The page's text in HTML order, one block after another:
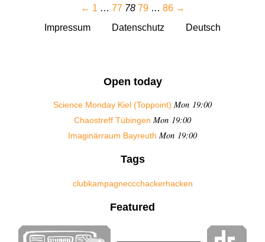
← 1 … 77 78 79 … 86 →
Impressum
Datenschutz Deutsch
Open today
Science Monday Kiel (Toppoint) Mon 19:00
Chaostreff Tübingen Mon 19:00
Imaginärraum Bayreuth Mon 19:00
Tags
clubkampagneccchackerhacken
Featured